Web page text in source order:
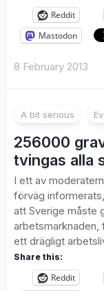
Reddit
Mastodon
8 February 2013
A bit serious
256000
tvingas alla
I ett av
förväg
att Sverige måste
ett drägligt
Share this:
Reddit